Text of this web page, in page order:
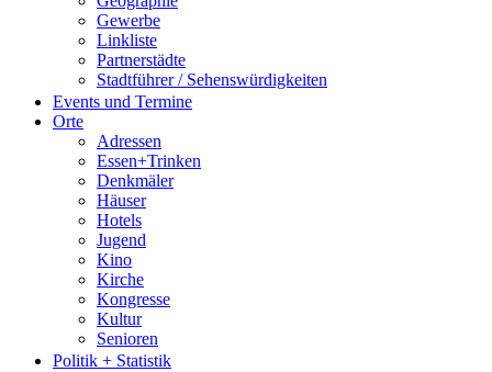
Gewerbe
Linkliste
Partnerstädte
Stadtführer / Sehenswürdigkeiten
Stadtplan
Sport
Who is who
Wohnen
Events und Termine
Orte
Adressen
Essen+Trinken
Denkmäler
Häuser
Hotels
Jugend
Kino
Kirche
Kongresse
Kultur
Senioren
Stadtführer
Politik + Statistik